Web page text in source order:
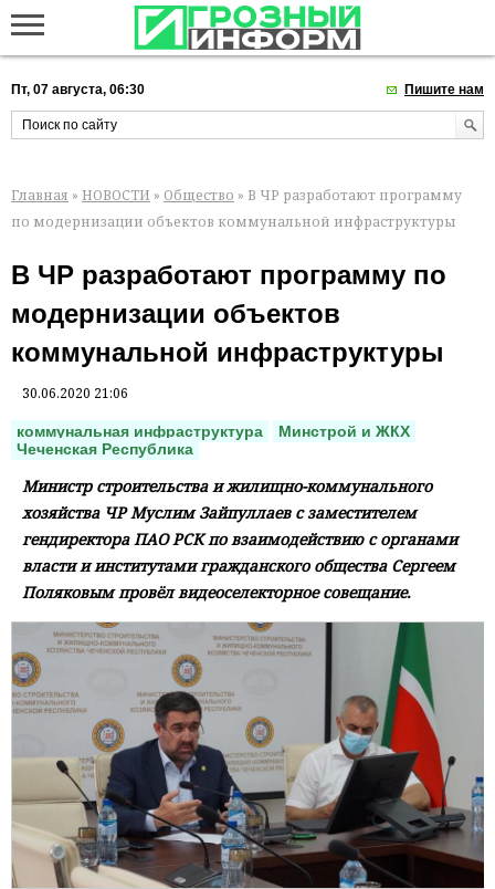
Пт, 07 августа, 06:30 Пишите нам
Главная » НОВОСТИ » Общество » В ЧР разработают программу
по модернизации объектов коммунальной инфраструктуры
В ЧР разработают программу по
модернизации объектов
коммунальной инфраструктуры
30.06.2020 21:06
коммунальная инфраструктура
Минстрой и ЖКХ
Чеченская Республика
Министр строительства и жилищно-коммунального
хозяйства ЧР Муслим Зайпуллаев с заместителем
гендиректора ПАО РСК по взаимодействию с органами
власти и институтами гражданского общества Сергеем
Поляковым провёл видеоселекторное совещание.